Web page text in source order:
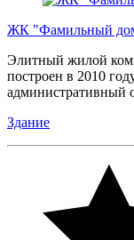
ЖК "Фамильный
Элитный жилой
построен в 2010
административный
Здание